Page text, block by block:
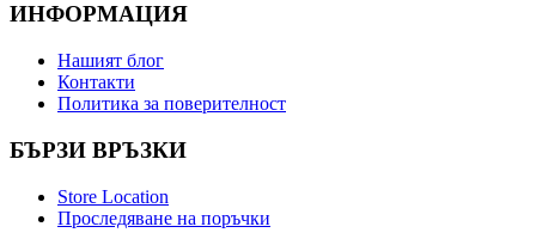
ИНФОРМАЦИЯ
Нашият блог
Контакти
Политика за поверителност
БЪРЗИ ВРЪЗКИ
Store Location
Проследяване на поръчки